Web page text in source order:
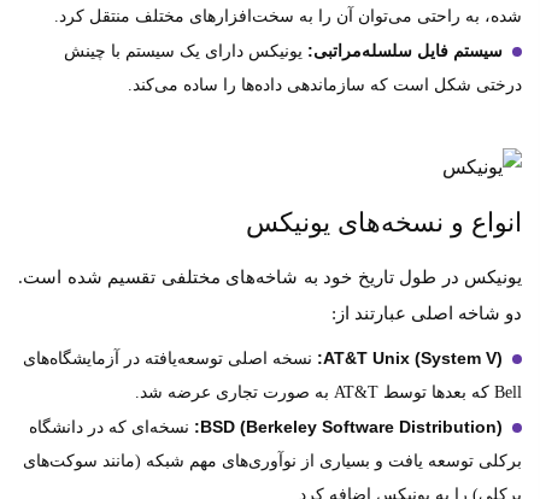
شده، به راحتی می‌توان آن را به سخت‌افزارهای مختلف منتقل کرد.
سیستم فایل سلسله‌مراتبی: یونیکس دارای یک سیستم با چینش
درختی شکل است که سازماندهی داده‌ها را ساده می‌کند.
انواع و نسخه‌های یونیکس
یونیکس در طول تاریخ خود به شاخه‌های مختلفی تقسیم شده است.
دو شاخه اصلی عبارتند از:
AT&T Unix (System V):
نسخه اصلی توسعه‌یافته در آزمایشگاه‌های
Bell که بعدها توسط AT&T به صورت تجاری عرضه شد.
BSD (Berkeley Software Distribution):
نسخه‌ای که در دانشگاه
برکلی توسعه یافت و بسیاری از نوآوری‌های مهم شبکه (مانند سوکت‌های
برکلی) را به یونیکس اضافه کرد.